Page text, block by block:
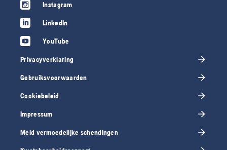
Instagram
LinkedIn
YouTube
Privacyverklaring
Gebruiksvoorwaarden
Cookiebeleid
Impressum
Meld vermoedelijke schendingen